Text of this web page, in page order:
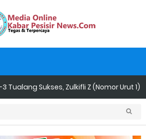
Perkuat Sinergi Jelang Ekspedisi
Kota Mati Disaat Listrik Diberlakukan